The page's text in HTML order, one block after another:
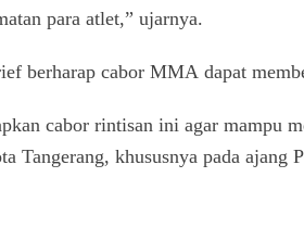
para atlet,” ujarnya.
berharap cabor MMA dapat
cabor rintisan ini agar mampu
Tangerang, khususnya pada ajang